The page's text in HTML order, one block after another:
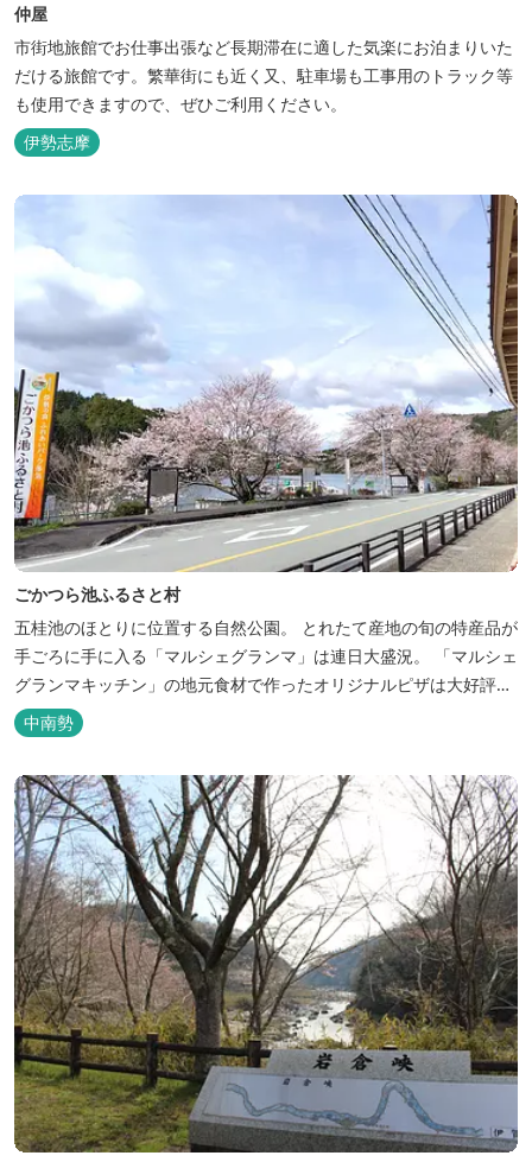
仲屋
市街地旅館でお仕事出張など長期滞在に適した気楽にお泊まりいた
だける旅館です。繁華街にも近く又、駐車場も工事用のトラック等
も使用できますので、ぜひご利用ください。
伊勢志摩
ごかつら池ふるさと村
五桂池のほとりに位置する自然公園。 とれたて産地の旬の特産品が
手ごろに手に入る「マルシェグランマ」は連日大盛況。 「マルシェ
グランマキッチン」の地元食材で作ったオリジナルピザは大好評！
バーベキューも楽しめます。食材と必要な道具がセットになった
「手ぶらバーベキューセット」も人気です。 『ごかつら池どうぶつ
パーク』近くにあります。 多気町観光協会のフェイスブックでは多
気町のローカ...
中南勢